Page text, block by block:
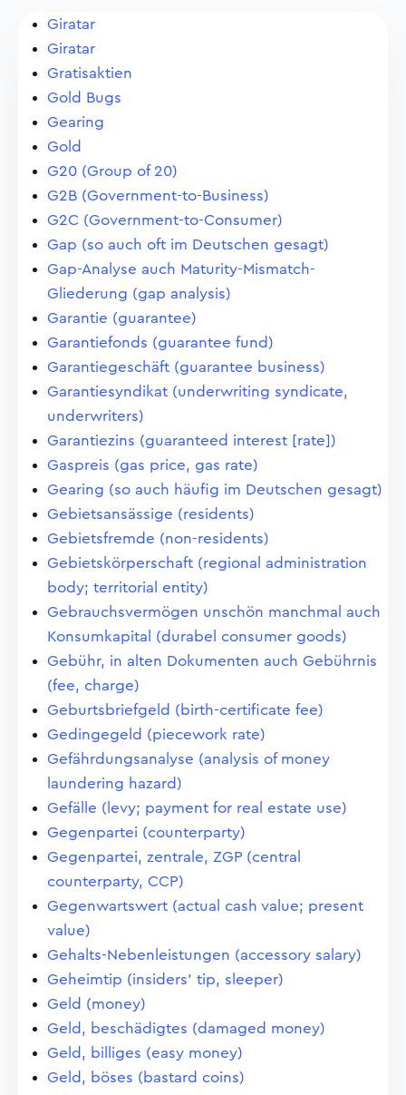
Giratar
Giratar
Gratisaktien
Gold Bugs
Gearing
Gold
G20 (Group of 20)
G2B (Government-to-Business)
G2C (Government-to-Consumer)
Gap (so auch oft im Deutschen gesagt)
Gap-Analyse auch Maturity-Mismatch-
Gliederung (gap analysis)
Garantie (guarantee)
Garantiefonds (guarantee fund)
Garantiegeschäft (guarantee business)
Garantiesyndikat (underwriting syndicate,
underwriters)
Garantiezins (guaranteed interest [rate])
Gaspreis (gas price, gas rate)
Gearing (so auch häufig im Deutschen gesagt)
Gebietsansässige (residents)
Gebietsfremde (non-residents)
Gebietskörperschaft (regional administration
body; territorial entity)
Gebrauchsvermögen unschön manchmal auch
Konsumkapital (durabel consumer goods)
Gebühr, in alten Dokumenten auch Gebührnis
(fee, charge)
Geburtsbriefgeld (birth-certificate fee)
Gedingegeld (piecework rate)
Gefährdungsanalyse (analysis of money
laundering hazard)
Gefälle (levy; payment for real estate use)
Gegenpartei (counterparty)
Gegenpartei, zentrale, ZGP (central
counterparty, CCP)
Gegenwartswert (actual cash value; present
value)
Gehalts-Nebenleistungen (accessory salary)
Geheimtip (insiders' tip, sleeper)
Geld (money)
Geld, beschädigtes (damaged money)
Geld, billiges (easy money)
Geld, böses (bastard coins)